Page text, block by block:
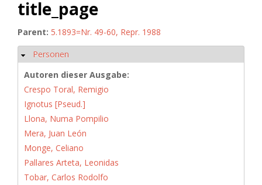
title_page
Parent: 5.1893=Nr. 49-60, Repr. 1988
Ausblenden
Personen
Autoren dieser Ausgabe:
Crespo Toral, Remigio
Ignotus [Pseud.]
Llona, Numa Pompilio
Mera, Juan León
Monge, Celiano
Pallares Arteta, Leonidas
Tobar, Carlos Rodolfo